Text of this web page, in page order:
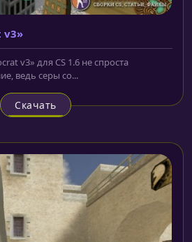
v3»
v3» для CS 1.6 не спроста
ведь серы со...
Скачать